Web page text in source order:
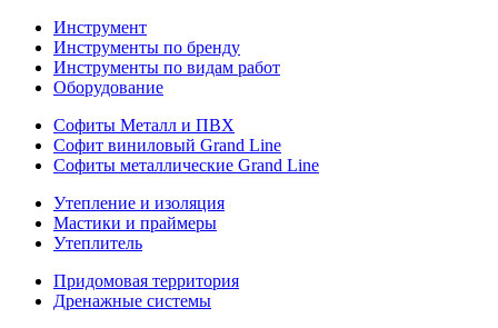
Инструмент
Инструменты по бренду
Инструменты по видам работ
Оборудование
Софиты Металл и ПВХ
Софит виниловый Grand Line
Софиты металлические Grand Line
Утепление и изоляция
Мастики и праймеры
Утеплитель
Придомовая территория
Дренажные системы